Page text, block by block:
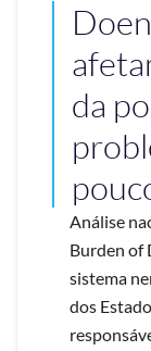
da
Análise
Burden of
sistema
dos